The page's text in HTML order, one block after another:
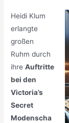
Heidi Klum
erlangte
großen
Ruhm durch
ihreAuftritte
bei den
Victoria’s
Secret
Modenscha